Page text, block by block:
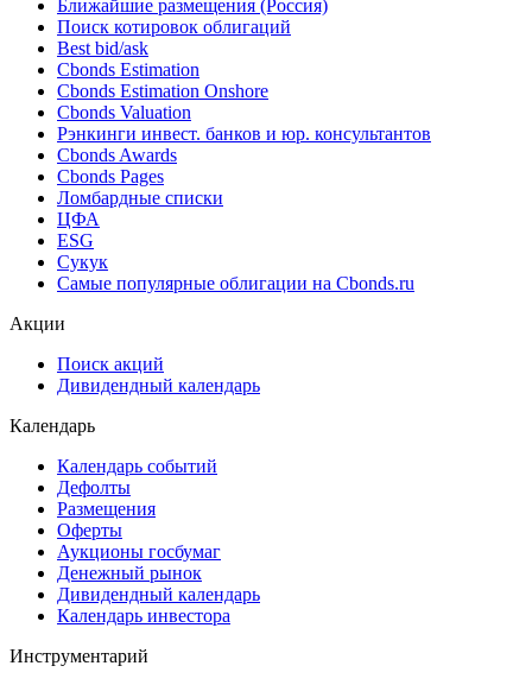
Ближайшие размещения (Россия)
Поиск котировок облигаций
Best bid/ask
Cbonds Estimation
Cbonds Estimation Onshore
Cbonds Valuation
Рэнкинги инвест. банков и юр. консультантов
Cbonds Awards
Cbonds Pages
Ломбардные списки
ЦФА
ESG
Сукук
Самые популярные облигации на Cbonds.ru
Акции
Поиск акций
Дивидендный календарь
Календарь
Календарь событий
Дефолты
Размещения
Оферты
Аукционы госбумаг
Денежный рынок
Дивидендный календарь
Календарь инвестора
Инструментарий